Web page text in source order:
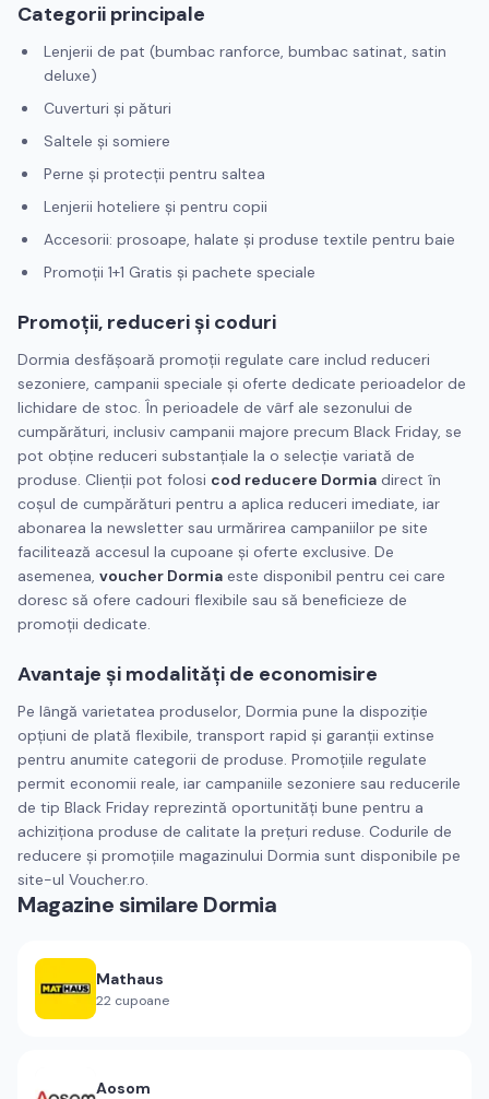
Categorii principale
Lenjerii de pat (bumbac ranforce, bumbac satinat, satin
deluxe)
Cuverturi și pături
Saltele și somiere
Perne și protecții pentru saltea
Lenjerii hoteliere și pentru copii
Accesorii: prosoape, halate și produse textile pentru baie
Promoții 1+1 Gratis și pachete speciale
Promoții, reduceri și coduri
Dormia desfășoară promoții regulate care includ reduceri
sezoniere, campanii speciale și oferte dedicate perioadelor de
lichidare de stoc. În perioadele de vârf ale sezonului de
cumpărături, inclusiv campanii majore precum Black Friday, se
pot obține reduceri substanțiale la o selecție variată de
produse. Clienții pot folosi cod reducere Dormia direct în
coșul de cumpărături pentru a aplica reduceri imediate, iar
abonarea la newsletter sau urmărirea campaniilor pe site
facilitează accesul la cupoane și oferte exclusive. De
asemenea, voucher Dormia este disponibil pentru cei care
doresc să ofere cadouri flexibile sau să beneficieze de
promoții dedicate.
Avantaje și modalități de economisire
Pe lângă varietatea produselor, Dormia pune la dispoziție
opțiuni de plată flexibile, transport rapid și garanții extinse
pentru anumite categorii de produse. Promoțiile regulate
permit economii reale, iar campaniile sezoniere sau reducerile
de tip Black Friday reprezintă oportunități bune pentru a
achiziționa produse de calitate la prețuri reduse. Codurile de
reducere și promoțiile magazinului Dormia sunt disponibile pe
site-ul Voucher.ro.
Magazine similare Dormia
Mathaus
22 cupoane
Aosom